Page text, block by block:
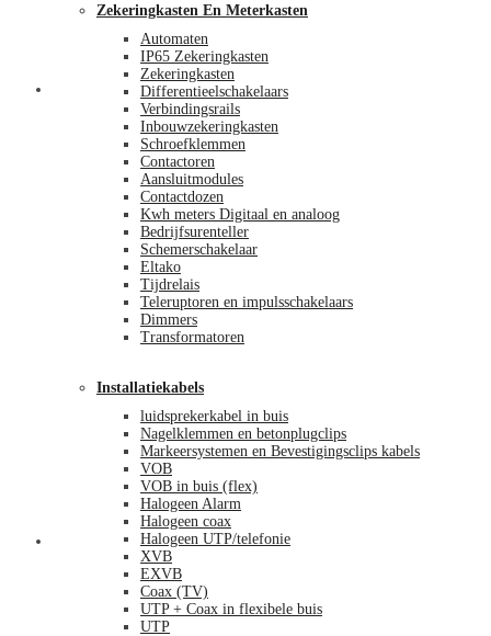
Mijn account
Zekeringkasten En Meterkasten
Automaten
IP65 Zekeringkasten
Zekeringkasten
Differentieelschakelaars
Verbindingsrails
Inbouwzekeringkasten
Schroefklemmen
Contactoren
Aansluitmodules
Contactdozen
Kwh meters Digitaal en analoog
Bedrijfsurenteller
Schemerschakelaar
Eltako
Tijdrelais
Teleruptoren en impulsschakelaars
Dimmers
Transformatoren
Installatiekabels
luidsprekerkabel in buis
Nagelklemmen en betonplugclips
Markeersystemen en Bevestigingsclips kabels
VOB
VOB in buis (flex)
Halogeen Alarm
Halogeen coax
Halogeen UTP/telefonie
XVB
EXVB
Coax (TV)
UTP + Coax in flexibele buis
UTP